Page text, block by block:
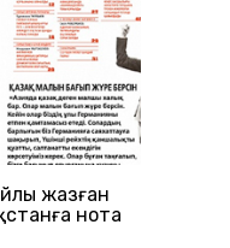
жазған
нота